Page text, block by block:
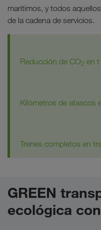
marítimos, y todos
de la cadena de servicios.
Reducción de CO2 en t
Kilómetros de atascos
Trenes completos en
GREEN
ecológica